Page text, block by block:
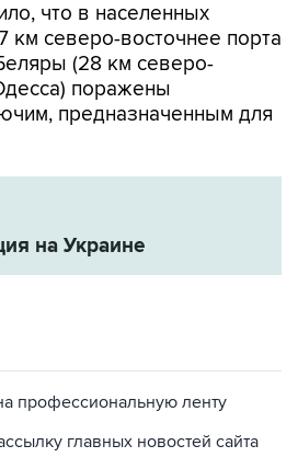
что в населенных
км северо-восточнее порта
(28 км северо-
поражены
предназначенным для
на Украине
профессиональную ленту
главных новостей сайта